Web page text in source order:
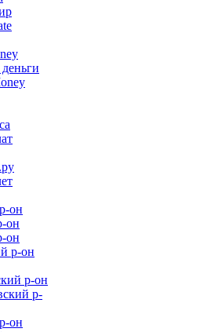
он
он
он
р-он
р-он
р-
он